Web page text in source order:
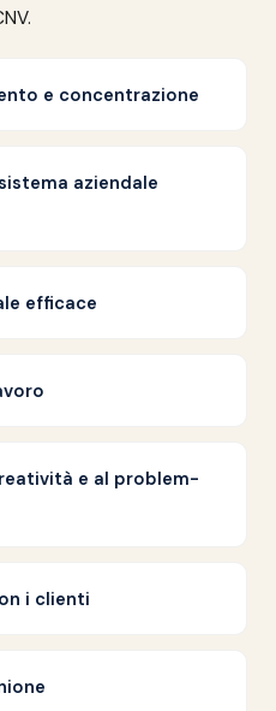
e concentrazione
aziendale
efficace
e al problem-
i clienti